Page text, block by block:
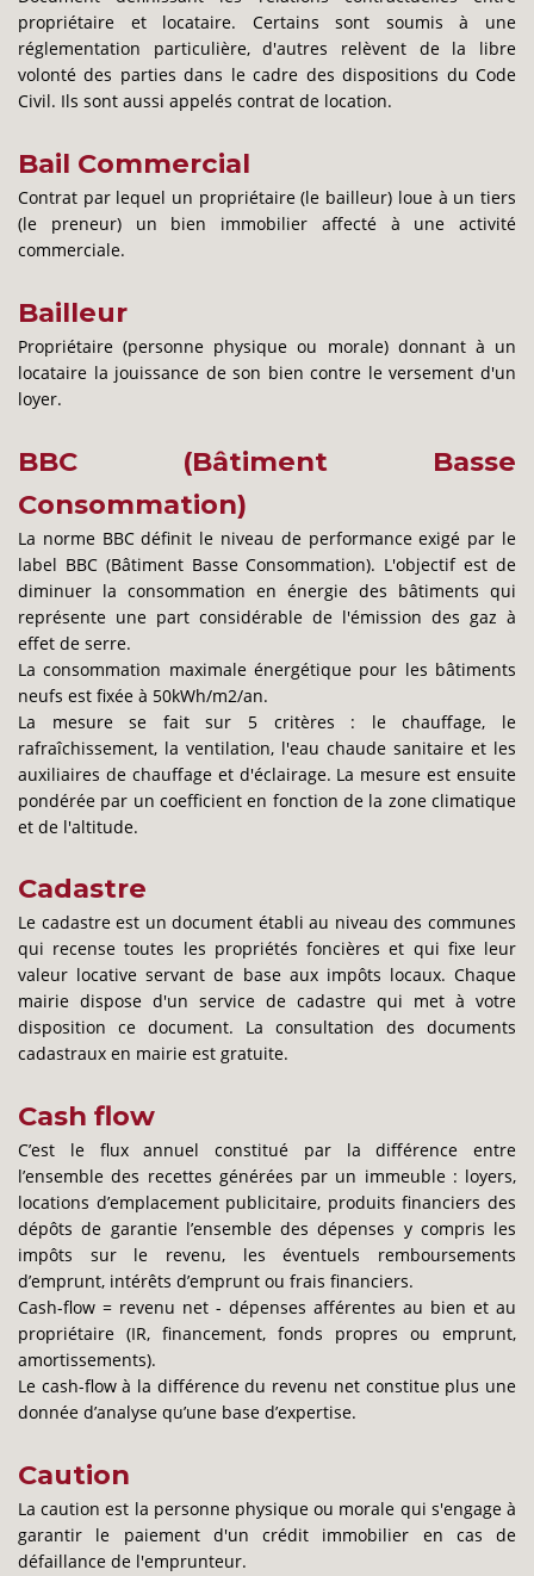
propriétaire et locataire. Certains sont soumis à une
réglementation particulière, d'autres relèvent de la libre
volonté des parties dans le cadre des dispositions du Code
Civil. Ils sont aussi appelés contrat de location.
Bail Commercial
Contrat par lequel un propriétaire (le bailleur) loue à un tiers
(le preneur) un bien immobilier affecté à une activité
commerciale.
Bailleur
Propriétaire (personne physique ou morale) donnant à un
locataire la jouissance de son bien contre le versement d'un
loyer.
BBC (Bâtiment Basse
Consommation)
La norme BBC définit le niveau de performance exigé par le
label BBC (Bâtiment Basse Consommation). L'objectif est de
diminuer la consommation en énergie des bâtiments qui
représente une part considérable de l'émission des gaz à
effet de serre.
La consommation maximale énergétique pour les bâtiments
neufs est fixée à 50kWh/m2/an.
La mesure se fait sur 5 critères : le chauffage, le
rafraîchissement, la ventilation, l'eau chaude sanitaire et les
auxiliaires de chauffage et d'éclairage. La mesure est ensuite
pondérée par un coefficient en fonction de la zone climatique
et de l'altitude.
Cadastre
Le cadastre est un document établi au niveau des communes
qui recense toutes les propriétés foncières et qui fixe leur
valeur locative servant de base aux impôts locaux. Chaque
mairie dispose d'un service de cadastre qui met à votre
disposition ce document. La consultation des documents
cadastraux en mairie est gratuite.
Cash flow
C’est le flux annuel constitué par la différence entre
l’ensemble des recettes générées par un immeuble : loyers,
locations d’emplacement publicitaire, produits financiers des
dépôts de garantie l’ensemble des dépenses y compris les
impôts sur le revenu, les éventuels remboursements
d’emprunt, intérêts d’emprunt ou frais financiers.
Cash-flow = revenu net - dépenses afférentes au bien et au
propriétaire (IR, financement, fonds propres ou emprunt,
amortissements).
Le cash-flow à la différence du revenu net constitue plus une
donnée d’analyse qu’une base d’expertise.
Caution
La caution est la personne physique ou morale qui s'engage à
garantir le paiement d'un crédit immobilier en cas de
défaillance de l'emprunteur.